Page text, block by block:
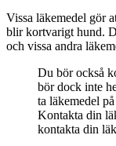
Vissa läkemedel gör
blir kortvarigt hund.
och vissa andra
Du bör också
bör dock inte
ta läkemedel
Kontakta din
kontakta din